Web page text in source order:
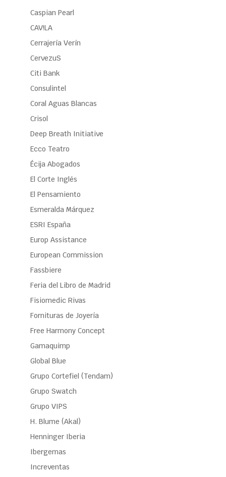
Caspian Pearl
CAV!LA
Cerrajería Verín
CervezuS
Citi Bank
Consulintel
Coral Aguas Blancas
Crisol
Deep Breath Initiative
Ecco Teatro
Écija Abogados
El Corte Inglés
El Pensamiento
Esmeralda Márquez
ESRI España
Europ Assistance
European Commission
Fassbiere
Feria del Libro de Madrid
Fisiomedic Rivas
Fornituras de Joyería
Free Harmony Concept
Gamaquimp
Global Blue
Grupo Cortefiel (Tendam)
Grupo Swatch
Grupo VIPS
H. Blume (Akal)
Henninger Iberia
Ibergemas
Increventas